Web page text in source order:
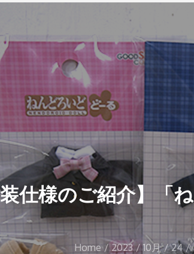
装仕様のご紹介】「
Home 2023 10月 24